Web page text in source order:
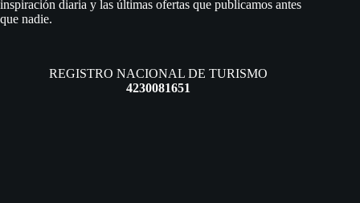
inspiración diaria y las últimas ofertas que publicamos antes
que nadie.
REGISTRO NACIONAL DE TURISMO
4230081651